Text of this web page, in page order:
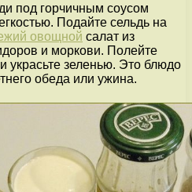
под горчичным соусом
Подайте сельдь на
овощной салат из
и моркови. Полейте
украсьте зеленью. Это блюдо
обеда или ужина.